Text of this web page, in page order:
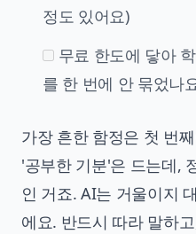
정도 있어요)
무료 한도에 닿아
를 한 번에 안 묶었나
가장 흔한 함정은 첫 번
'공부한 기분'은 드는데,
인 거죠. AI는 거울이지
에요. 반드시 따라 말하